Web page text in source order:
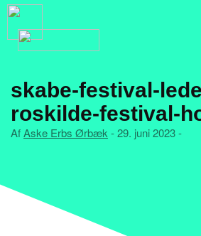
skabe-festival-
roskilde-festival-
AfAske Erbs Ørbæk - 29. juni 2023 -